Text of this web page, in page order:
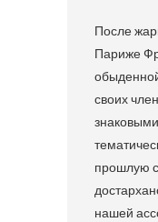
После
Париже
своих
прошлую
нашей